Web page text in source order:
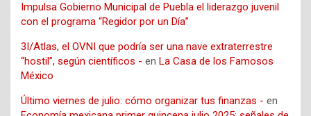
Impulsa Gobierno Municipal de Puebla el liderazgo juvenil
con el programa “Regidor por un Día”
3I/Atlas, el OVNI que podría ser una nave extraterrestre
“hostil”, según científicos - en La Casa de los Famosos
México
Último viernes de julio: cómo organizar tus finanzas - en